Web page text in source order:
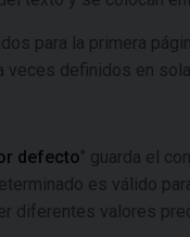
para la primera
definidos en
defecto" guarda el
es válido
diferentes valores